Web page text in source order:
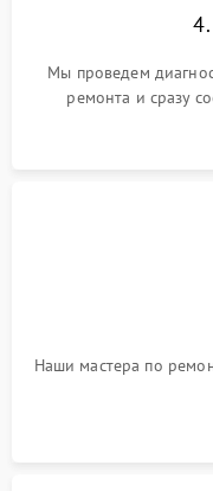
Мы проведем
ремонта и сразу
Наши мастера по